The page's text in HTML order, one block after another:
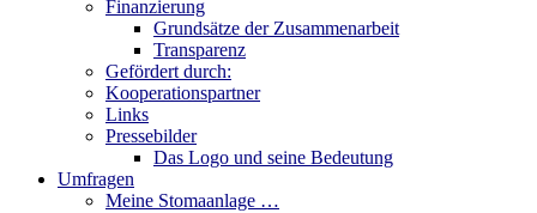
Finanzierung
Grundsätze der Zusammenarbeit
Transparenz
Gefördert durch:
Kooperationspartner
Links
Pressebilder
Das Logo und seine Bedeutung
Umfragen
Meine Stomaanlage …